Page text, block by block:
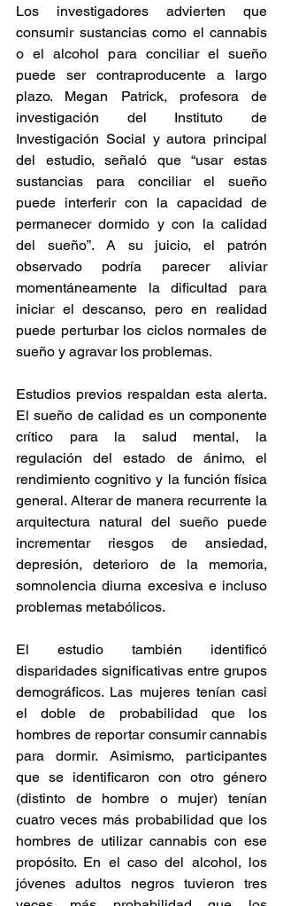
Los investigadores advierten que
consumir sustancias como el cannabis
o el alcohol para conciliar el sueño
puede ser contraproducente a largo
plazo. Megan Patrick, profesora de
investigación del Instituto de
Investigación Social y autora principal
del estudio, señaló que “usar estas
sustancias para conciliar el sueño
puede interferir con la capacidad de
permanecer dormido y con la calidad
del sueño”. A su juicio, el patrón
observado podría parecer aliviar
momentáneamente la dificultad para
iniciar el descanso, pero en realidad
puede perturbar los ciclos normales de
sueño y agravar los problemas.
Estudios previos respaldan esta alerta.
El sueño de calidad es un componente
crítico para la salud mental, la
regulación del estado de ánimo, el
rendimiento cognitivo y la función física
general. Alterar de manera recurrente la
arquitectura natural del sueño puede
incrementar riesgos de ansiedad,
depresión, deterioro de la memoria,
somnolencia diurna excesiva e incluso
problemas metabólicos.
El estudio también identificó
disparidades significativas entre grupos
demográficos. Las mujeres tenían casi
el doble de probabilidad que los
hombres de reportar consumir cannabis
para dormir. Asimismo, participantes
que se identificaron con otro género
(distinto de hombre o mujer) tenían
cuatro veces más probabilidad que los
hombres de utilizar cannabis con ese
propósito. En el caso del alcohol, los
jóvenes adultos negros tuvieron tres